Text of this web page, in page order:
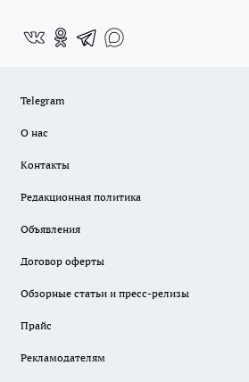
Telegram
О нас
Контакты
Редакционная политика
Объявления
Договор оферты
Обзорные статьи и пресс-релизы
Прайс
Рекламодателям